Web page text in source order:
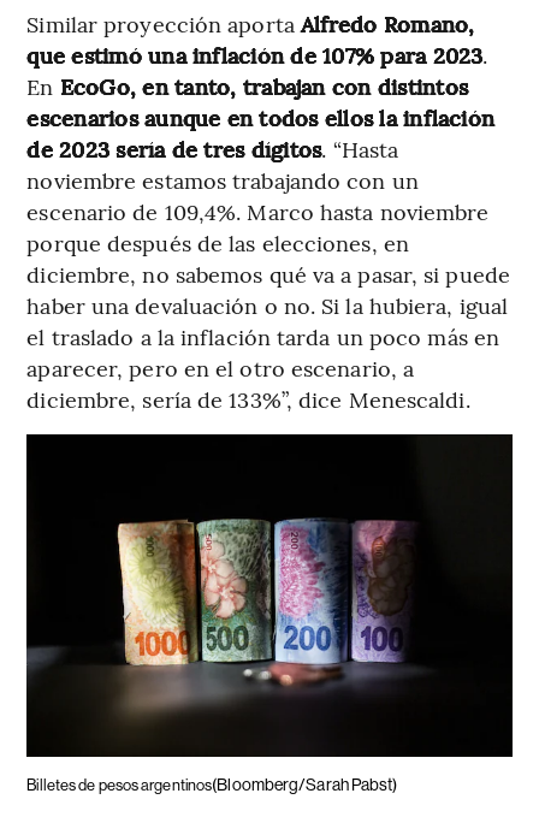
Similar proyección aportaAlfredo Romano,
que estimó una inflación de 107% para 2023.
En EcoGo, en tanto, trabajan con distintos
escenarios aunque en todos ellos la inflación
de 2023 sería de tres dígitos. “Hasta
noviembre estamos trabajando con un
escenario de 109,4%. Marco hasta noviembre
porque después de las elecciones, en
diciembre, no sabemos qué va a pasar, si puede
haber una devaluación o no. Si la hubiera, igual
el traslado a la inflación tarda un poco más en
aparecer, pero en el otro escenario, a
diciembre, sería de 133%”, dice Menescaldi.
Billetes de pesos argentinos(Bloomberg/Sarah Pabst)